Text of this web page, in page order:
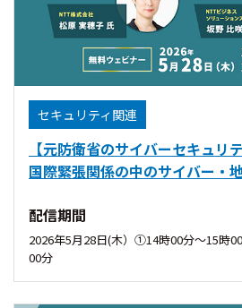
セキュリティ関連
【元防衛省のサイバーセキュリ
国際緊張関係の中のサイバー・
配信期間
2026年5月28日(木）①14時00分〜15
00分